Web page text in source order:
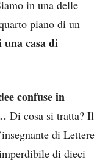
in una delle
piano di un
una casa di
confuse in
Di cosa si tratta? Il
di Lettere
di dieci